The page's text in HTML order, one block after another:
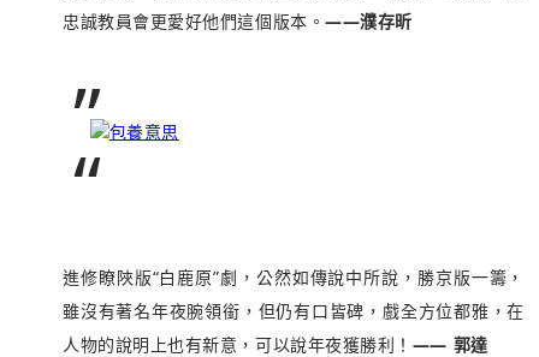
忠誠教員會更愛好他們這個版本。——濮存昕
” 包養意思
“
進修瞭陜版“白鹿原”劇，公然如傳說中所說，勝京版一籌，
雖沒有著名年夜腕領銜，但仍有口皆碑，戲全方位都雅，在
人物的說明上也有新意，可以說年夜獲勝利！ —— 郭達